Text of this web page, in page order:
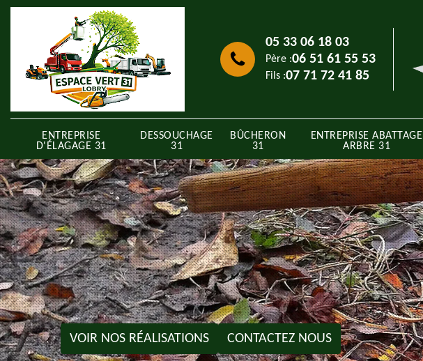
05 33 06 18 03
Père :06 51 61 55 53
Fils :07 71 72 41 85
ENTREPRISE
D'ÉLAGAGE 31
DESSOUCHAGE
31
BÛCHERON
31
ENTREPRISE ABATTAGE
ARBRE 31
VOIR NOS RÉALISATIONS CONTACTEZ NOUS